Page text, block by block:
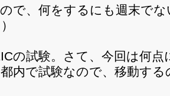
ので、何をするにも週末で
の試験。さて、今回は何
都内で試験なので、移動す